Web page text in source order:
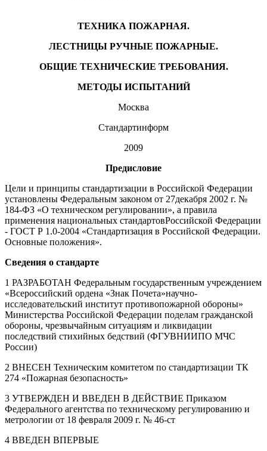
ТЕХНИКА ПОЖАРНАЯ.
ЛЕСТНИЦЫ РУЧНЫЕ ПОЖАРНЫЕ.
ОБЩИЕ ТЕХНИЧЕСКИЕ ТРЕБОВАНИЯ.
МЕТОДЫ ИСПЫТАНИЙ
Москва
Стандартинформ
2009
Предисловие
Цели и принципы стандартизации в Российской Федерации
установлены Федеральным законом от 27декабря 2002 г. №
184-ФЗ «О техническом регулировании», а правила
применения национальных стандартовРоссийской Федерации
- ГОСТ Р 1.0-2004 «Стандартизация в Российской Федерации.
Основные положения».
Сведения о стандарте
1 РАЗРАБОТАН Федеральным государственным учреждением
«Всероссийский ордена «Знак Почета»научно-
исследовательский институт противопожарной обороны»
Министерства Российской Федерации поделам гражданской
обороны, чрезвычайным ситуациям и ликвидации
последствий стихийных бедствий (ФГУВНИИПО МЧС
России)
2 ВНЕСЕН Техническим комитетом по стандартизации ТК
274 «Пожарная безопасность»
3 УТВЕРЖДЕН И ВВЕДЕН В ДЕЙСТВИЕ Приказом
Федерального агентства по техническому регулированию и
метрологии от 18 февраля 2009 г. № 46-ст
4 ВВЕДЕН ВПЕРВЫЕ